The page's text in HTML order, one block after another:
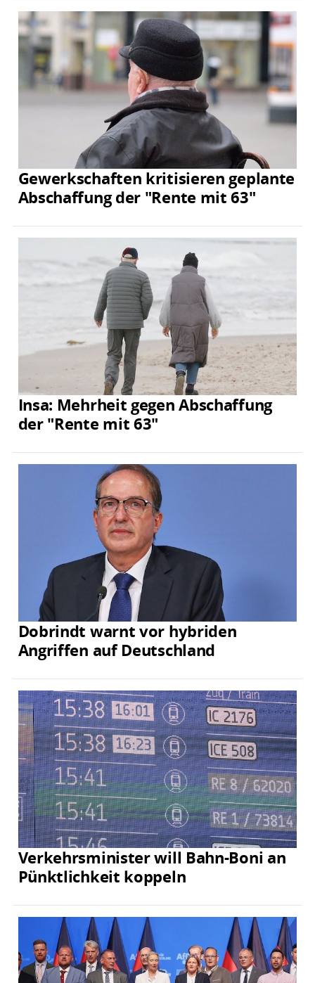
Gewerkschaften kritisieren geplante
Abschaffung der "Rente mit 63"
Insa: Mehrheit gegen Abschaffung
der "Rente mit 63"
Dobrindt warnt vor hybriden
Angriffen auf Deutschland
Verkehrsminister will Bahn-Boni an
Pünktlichkeit koppeln